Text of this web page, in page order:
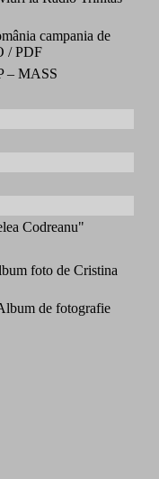
campania de
/ PDF
– MASS
Codreanu"
foto de Cristina
de fotografie